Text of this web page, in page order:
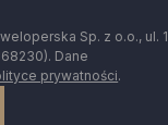
Sp. z o.o., ul. 1
Dane
prywatności.